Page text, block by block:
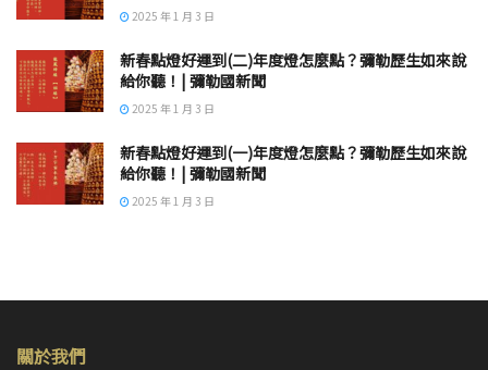
2025 年 1 月 3 日
新春點燈好運到(二)年度燈怎麼點？彌勒歷生如來說
給你聽！| 彌勒國新聞
2025 年 1 月 3 日
新春點燈好運到(一)年度燈怎麼點？彌勒歷生如來說
給你聽！| 彌勒國新聞
2025 年 1 月 3 日
關於我們